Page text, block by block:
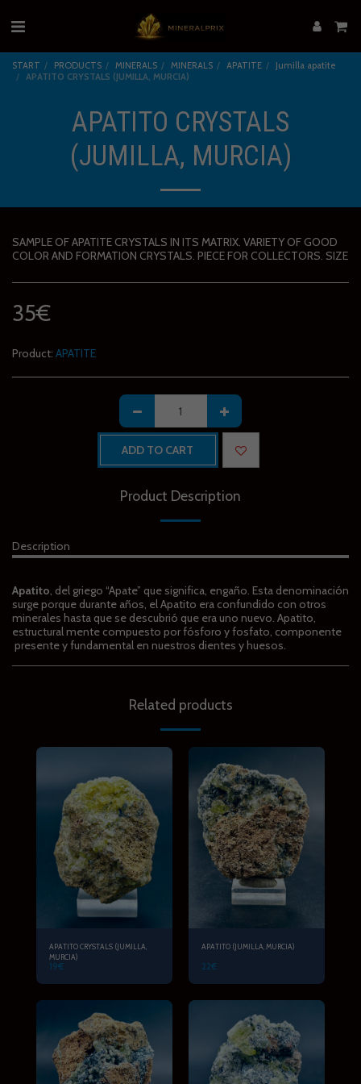
START PRODUCTS MINERALS MINERALS APATITE
Jumilla apatite
APATITO CRYSTALS (JUMILLA, MURCIA)
APATITO CRYSTALS
(JUMILLA, MURCIA)
SAMPLE OF APATITE CRYSTALS IN ITS MATRIX. VARIETY OF GOOD
COLOR AND FORMATION CRYSTALS. PIECE FOR COLLECTORS. SIZE
35€
Product: APATITE
ADD TO CART
Product Description
Description
Apatito, del griego “Apate” que significa, engaño. Esta denominación
surge porque durante años, el Apatito era confundido con otros
minerales hasta que se descubrió que era uno nuevo. Apatito,
estructural mente compuesto por fósforo y fosfato, componente
presente y fundamental en nuestros dientes y huesos.
Related products
APATITO CRYSTALS (JUMILLA,
MURCIA)
19€
APATITO (JUMILLA, MURCIA)
22€